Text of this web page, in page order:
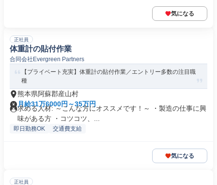
気になる
正社員
体重計の貼付作業
合同会社Evergreen Partners
【プライベート充実】体重計の貼付作業／エントリー多数の注目職
種
熊本県阿蘇郡産山村
月給31万6000円～35万円
求める人材: ～こんな方にオススメです！～ ・製造の仕事に興
味がある方 ・コツコツ、...
即日勤務OK 交通費支給
気になる
正社員